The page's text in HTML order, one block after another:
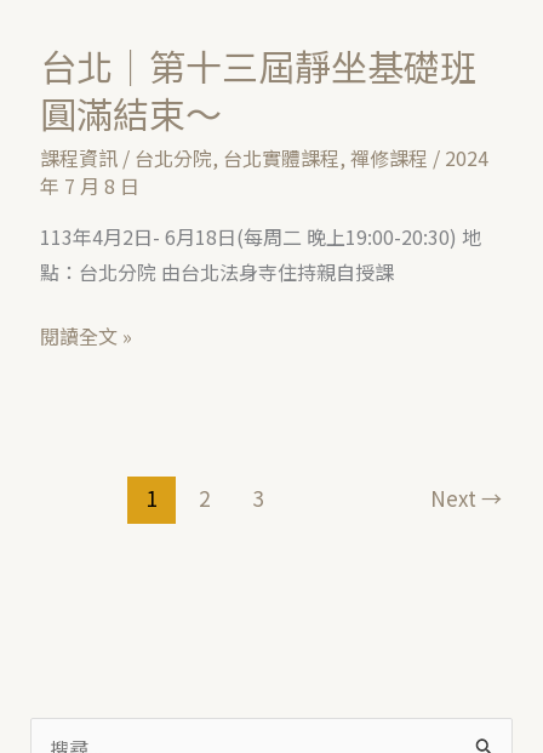
台北｜第十三屆靜坐基礎班
圓滿結束～
課程資訊/ 台北分院, 台北實體課程, 禪修課程 / 2024
年 7 月 8 日
113年4月2日- 6月18日(每周二 晚上19:00-20:30) 地
點：台北分院 由台北法身寺住持親自授課
圓
滿
結
束
閱讀全文 »
1 2 3 Next →